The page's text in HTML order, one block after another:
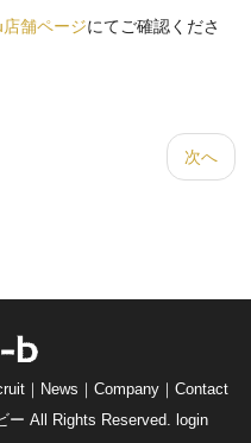
舗ページにてご確認くださ
次へ
｜ News ｜ Company｜ Contact
ー All Rights Reserved. login